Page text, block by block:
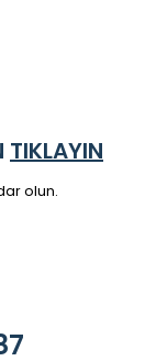
TIKLAYIN
olun.